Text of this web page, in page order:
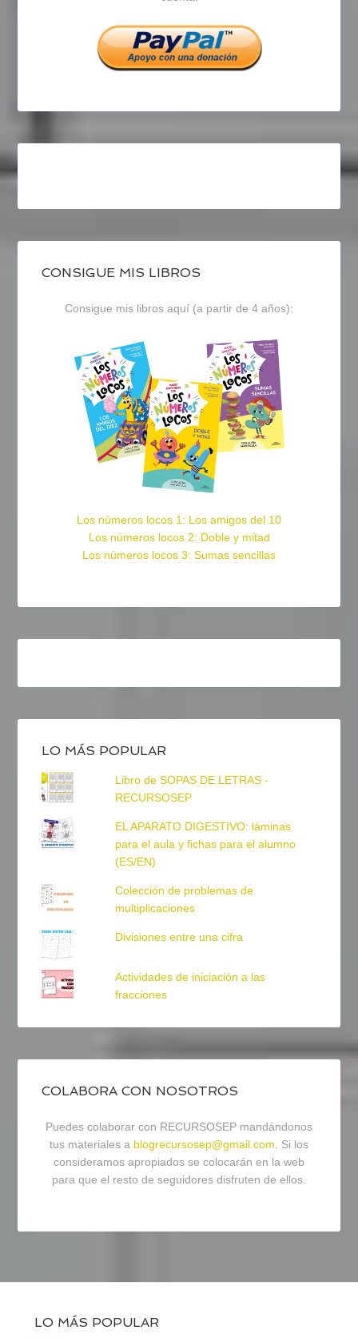
Facebook
Twitter
Instagram
CONSIGUE MIS LIBROS
Consigue mis libros aquí (a partir de 4 años):
Los números locos 1: Los amigos del 10
Los números locos 2: Doble y mitad
Los números locos 3: Sumas sencillas
LO MÁS POPULAR
Libro de SOPAS DE LETRAS -
RECURSOSEP
EL APARATO DIGESTIVO: láminas
para el aula y fichas para el alumno
(ES/EN)
Colección de problemas de
multiplicaciones
Divisiones entre una cifra
Actividades de iniciación a las
fracciones
COLABORA CON NOSOTROS
Puedes colaborar con RECURSOSEP mandándonos
tus materiales a blogrecursosep@gmail.com. Si los
consideramos apropiados se colocarán en la web
para que el resto de seguidores disfruten de ellos.
LO MÁS POPULAR